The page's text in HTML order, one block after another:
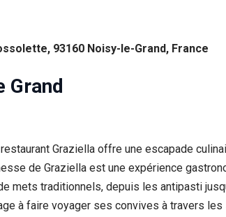
93160 Noisy-le-Grand, France
Grand
Graziella offre une escapade
de Graziella est une expérience
mets traditionnels, depuis les antipasti
à faire voyager ses convives à travers